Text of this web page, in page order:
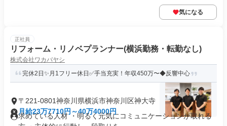
気になる
正社員
リフォーム・リノベプランナー(横浜勤務・転勤なし)
株式会社ワカバヤシ
完休2日✨月1フリー休日✅手当充実！年収450万〜◆反響中心
〒221-0801神奈川県横浜市神奈川区神大寺
月給23万7710円～40万4000円
求めている人材 ・明るく元気にコミュニケーションが取れる